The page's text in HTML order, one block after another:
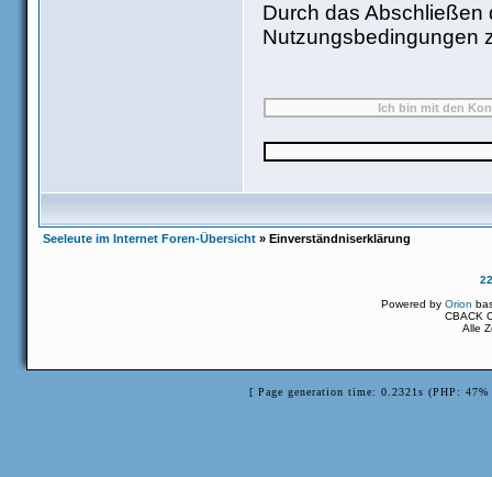
Durch das Abschließen
Nutzungsbedingungen
Seeleute im Internet Foren-Übersicht » Einverständniserklärung
Powered byOrion
CBACK
Alle
[ Page generation time: 0.2321s (PHP: